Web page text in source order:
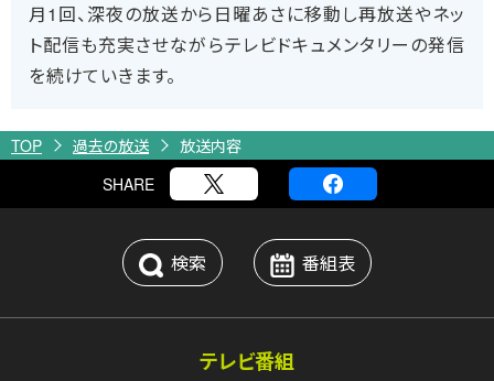
月1回、深夜の放送から日曜あさに移動し再放送やネッ
ト配信も充実させながらテレビドキュメンタリーの発信
を続けていきます。
TOP 過去の放送
放送内容
SHARE
検索 番組表
テレビ番組